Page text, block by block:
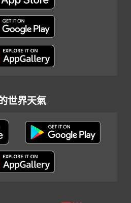
世界天氣